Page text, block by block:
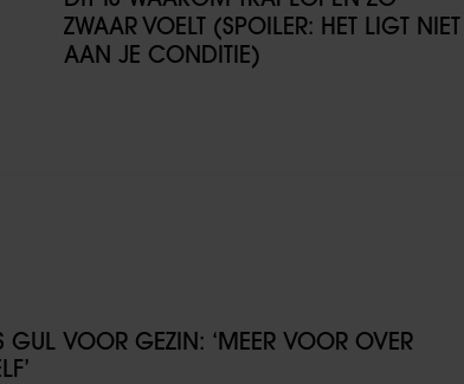
ZWAAR VOELT (SPOILER: HET LIGT NIET
AAN JE CONDITIE)
VOOR GEZIN: ‘MEER VOOR OVER